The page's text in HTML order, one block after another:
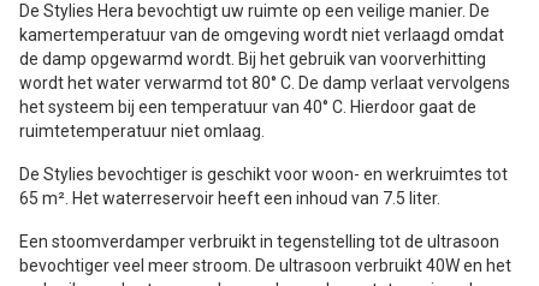
De Stylies Hera bevochtigt uw ruimte op een veilige manier. De
kamertemperatuur van de omgeving wordt niet verlaagd omdat
de damp opgewarmd wordt. Bij het gebruik van voorverhitting
wordt het water verwarmd tot 80° C. De damp verlaat vervolgens
het systeem bij een temperatuur van 40° C. Hierdoor gaat de
ruimtetemperatuur niet omlaag.
De Stylies bevochtiger is geschikt voor woon- en werkruimtes tot
65 m². Het waterreservoir heeft een inhoud van 7.5 liter.
Een stoomverdamper verbruikt in tegenstelling tot de ultrasoon
bevochtiger veel meer stroom. De ultrasoon verbruikt 40W en het